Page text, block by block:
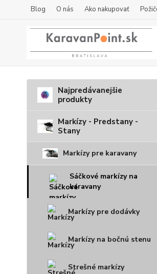
Blog O nás Ako nakupovať
Najpredávanejšie
produkty
Markízy - Predstany -
Stany
Markízy pre karavany
Sáčkové markízy na
karavany
Markízy pre dodávky
Markízy na bočnú stenu
Strešné markízy